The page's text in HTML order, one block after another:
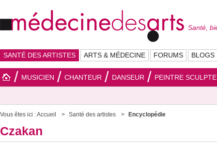
Santé,
SANTÉ DES ARTISTES ARTS & MÉDECINE FORUMS BLOGS
MUSICIEN CHANTEUR DANSEUR PEINTRE
Vous êtes ici :Accueil Santé des artistes Encyclopédie
Czakan